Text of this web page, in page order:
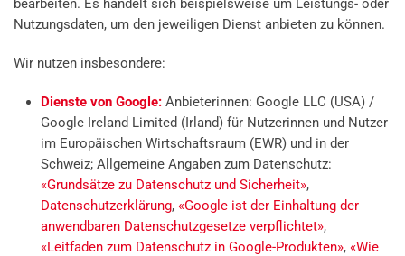
bearbeiten. Es handelt sich beispielsweise um Leistungs- oder
Nutzungsdaten, um den jeweiligen Dienst anbieten zu können.
Wir nutzen insbesondere:
Dienste von Google: Anbieterinnen: Google LLC (USA) /
Google Ireland Limited (Irland) für Nutzerinnen und Nutzer
im Europäischen Wirtschaftsraum (EWR) und in der
Schweiz; Allgemeine Angaben zum Datenschutz:
«Grundsätze zu Datenschutz und Sicherheit»,
Datenschutzerklärung, «Google ist der Einhaltung der
anwendbaren Datenschutzgesetze verpflichtet»,
«Leitfaden zum Datenschutz in Google-Produkten», «Wie